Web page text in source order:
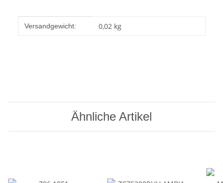
Produkteigenschaft
Wert
Versandgewicht: 0,02 kg
Ähnliche Artikel